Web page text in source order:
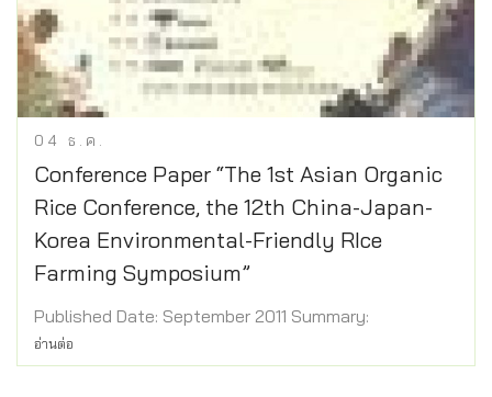
04 ธ.ค.
Conference Paper “The 1st Asian Organic
Rice Conference, the 12th China-Japan-
Korea Environmental-Friendly RIce
Farming Symposium”
Published Date: September 2011 Summary:
อ่านต่อ